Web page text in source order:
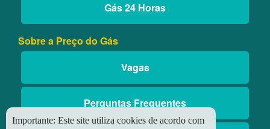
Gás 24 Horas
Sobre a Preço do Gás
Vagas
Perguntas Frequentes
Importante: Este site utiliza cookies de acordo com